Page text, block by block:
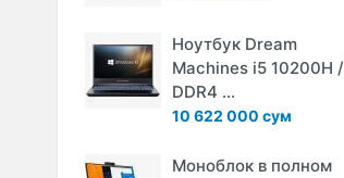
Ноутбук Dream
Machines i5 10200H /
DDR4 ...
10 622 000 сум
Моноблок в полном